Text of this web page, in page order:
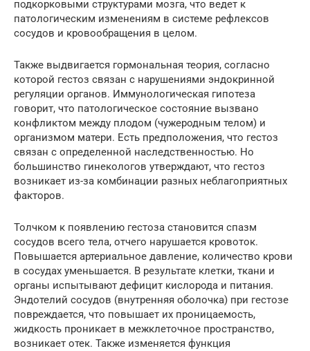
подкорковыми структурами мозга, что ведет к
патологическим изменениям в системе рефлексов
сосудов и кровообращения в целом.
Также выдвигается гормональная теория, согласно
которой гестоз связан с нарушениями эндокринной
регуляции органов. Иммунологическая гипотеза
говорит, что патологическое состояние вызвано
конфликтом между плодом (чужеродным телом) и
организмом матери. Есть предположения, что гестоз
связан с определенной наследственностью. Но
большинство гинекологов утверждают, что гестоз
возникает из-за комбинации разных неблагоприятных
факторов.
Толчком к появлению гестоза становится спазм
сосудов всего тела, отчего нарушается кровоток.
Повышается артериальное давление, количество крови
в сосудах уменьшается. В результате клетки, ткани и
органы испытывают дефицит кислорода и питания.
Эндотелий сосудов (внутренняя оболочка) при гестозе
повреждается, что повышает их проницаемость,
жидкость проникает в межклеточное пространство,
возникает отек. Также изменяется функция